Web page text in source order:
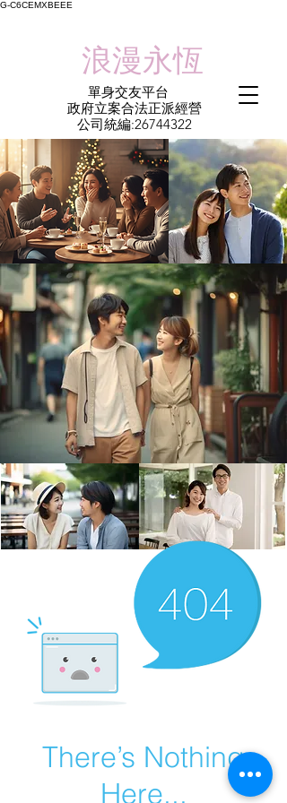
G-C6CEMXBEEE
單身交友平台
​政府立案合法正派經營​
​公司統編:26744322
​浪漫永恆
There’s Nothing
Here...